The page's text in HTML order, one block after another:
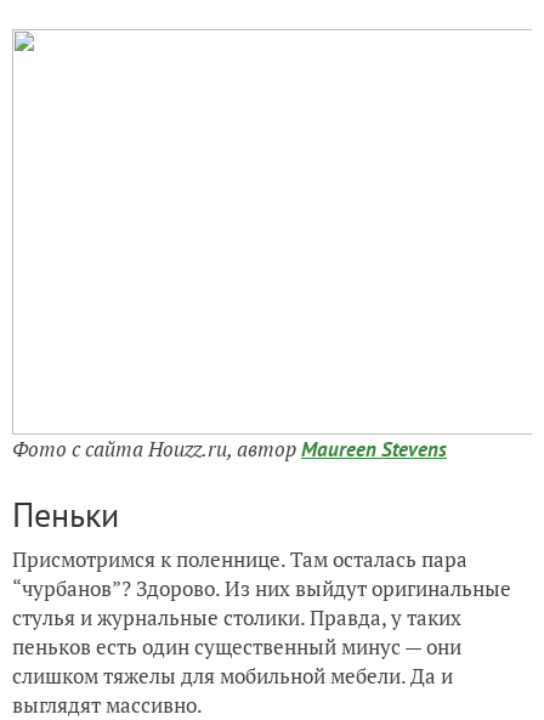
Фото с сайта Houzz.ru, авторMaureen Stevens
Пеньки
Присмотримся к поленнице. Там осталась пара
“чурбанов”? Здорово. Из них выйдут оригинальные
стулья и журнальные столики. Правда, у таких
пеньков есть один существенный минус — они
слишком тяжелы для мобильной мебели. Да и
выглядят массивно.